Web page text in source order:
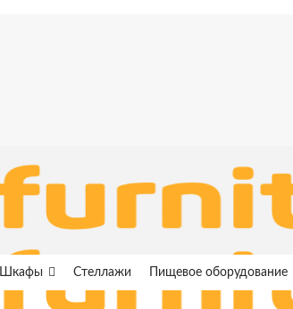
Шкафы Стеллажи Пищевое оборудование